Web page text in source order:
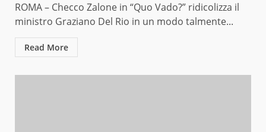
ROMA – Checco Zalone in “Quo Vado?” ridicolizza il
ministro Graziano Del Rio in un modo talmente...
Read More